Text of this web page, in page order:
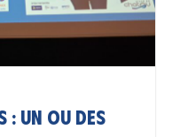
: un ou des